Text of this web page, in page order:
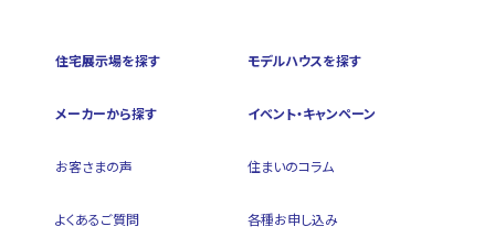
住宅展示場を探す モデルハウスを探す
メーカーから探す イベント・キャンペーン
お客さまの声 住まいのコラム
よくあるご質問 各種お申し込み